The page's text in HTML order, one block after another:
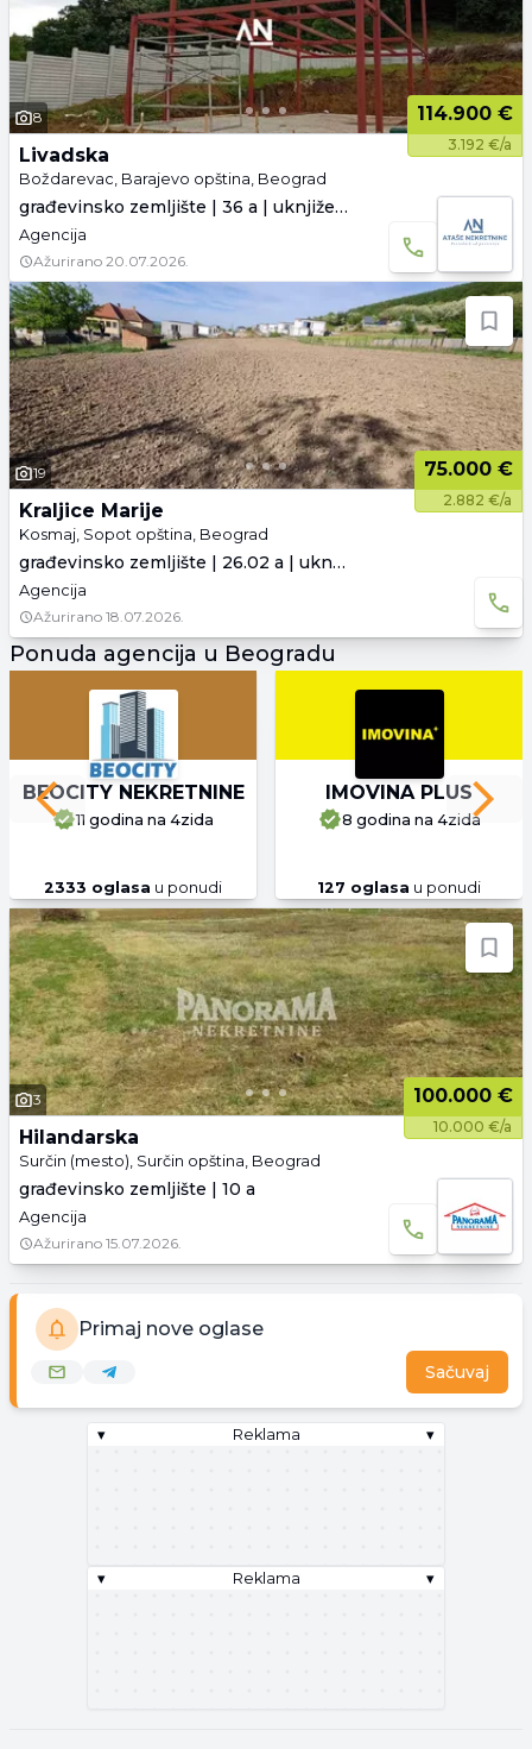
8 114.900 €
3.192 €/a
Livadska
Boždarevac, Barajevo opština, Beograd
građevinsko zemljište | 36 a | uknjiženo
Agencija
Ažurirano 20.07.2026.
19 75.000 €
2.882 €/a
Kraljice Marije
Kosmaj, Sopot opština, Beograd
građevinsko zemljište | 26.02 a | uknjiženo
Agencija
Ažurirano 18.07.2026.
Ponuda agencija u Beogradu
BEOCITY NEKRETNINE
11 godina na 4zida
2333 oglasa u ponudi
IMOVINA PLUS
8 godina na 4zida
127 oglasa u ponudi
Previous slide Next
3 100.000 €
10.000 €/a
Hilandarska
Surčin (mesto), Surčin opština, Beograd
građevinsko zemljište | 10 a
Agencija
Ažurirano 15.07.2026.
Primaj nove oglase
Sačuvaj
▾ Reklama ▾
▾ Reklama ▾